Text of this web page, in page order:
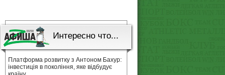
Интересно что...
Платформа розвитку з Антоном Бахур:
інвестиція в покоління, яке відбудує